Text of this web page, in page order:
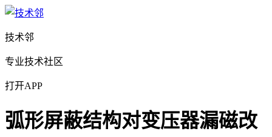
技术邻
专业技术社区
打开APP
弧形屏蔽结构对变压器漏磁改